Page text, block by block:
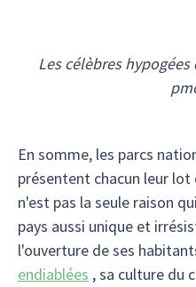
Les célèbres
En somme, les parcs
présentent chacun leur
n'est pas la seule raison
pays aussi unique et
l'ouverture de ses
endiablées , sa culture du